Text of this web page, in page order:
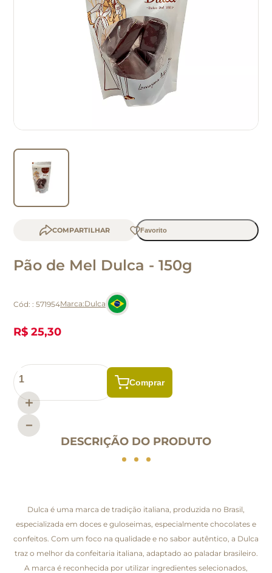
COMPARTILHAR
Pão de Mel Dulca - 150g
Cód: : 571954 Dulca
R$ 25,30
＋
－
DESCRIÇÃO DO PRODUTO
Dulca é uma marca de tradição italiana, produzida no Brasil,
especializada em doces e guloseimas, especialmente chocolates e
confeitos. Com um foco na qualidade e no sabor autêntico, a Dulca
traz o melhor da confeitaria italiana, adaptado ao paladar brasileiro.
A marca é reconhecida por utilizar ingredientes selecionados,